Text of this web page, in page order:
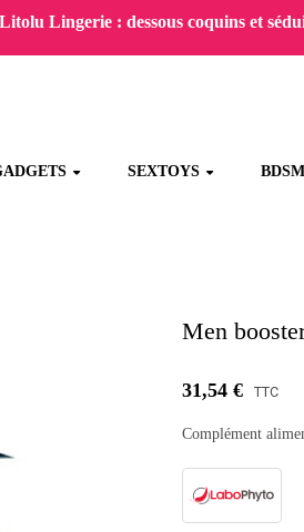
Lingerie : dessous coquins et
SEXTOYS BDSM
Men
31,54 € TTC
Complément